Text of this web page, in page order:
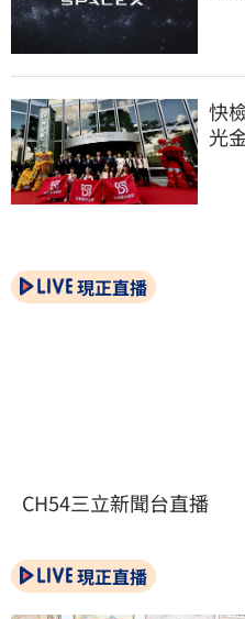
快
光
現正直播
CH54三立新聞台直播
現正直播